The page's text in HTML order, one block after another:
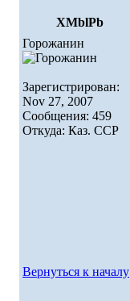
XMblPb
Горожанин
Зарегистрирован:
Nov 27, 2007
Сообщения: 459
Откуда: Каз. ССР
Вернуться к началу